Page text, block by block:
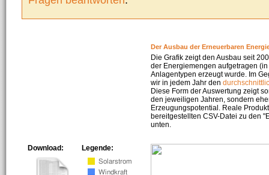
Der Ausbau der Erneuerbaren
Die Grafik zeigt den Ausbau seit
der Energiemengen aufgetragen
Anlagentypen erzeugt wurde. Im
wir in jedem Jahr den
Diese Form der Auswertung zeigt
den jeweiligen Jahren, sondern
Erzeugungspotential. Reale
bereitgestellten CSV-Datei zu den
unten.
Legende:
Download: